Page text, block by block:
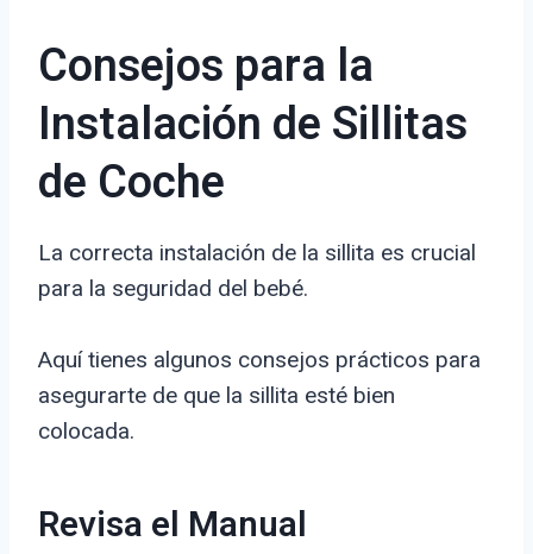
Consejos para la
Instalación de Sillitas
de Coche
La correcta instalación de la sillita es crucial
para la seguridad del bebé.
Aquí tienes algunos consejos prácticos para
asegurarte de que la sillita esté bien
colocada.
Revisa el Manual